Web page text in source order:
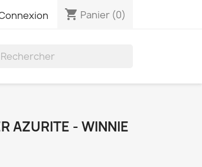
shopping_cart Panier (0)
AZURITE - WINNIE